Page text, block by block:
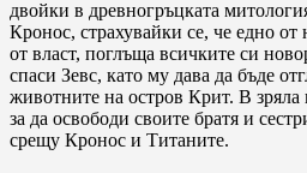
двойки в древногръцката
Кронос, страхувайки се, че едно от
от власт, поглъща всичките си
спаси Зевс, като му дава да бъде
животните на остров Крит. В зряла
за да освободи своите братя и
срещу Кронос и Титаните.